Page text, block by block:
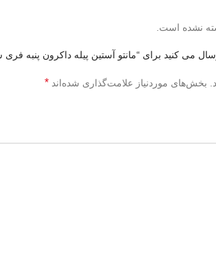
نشده است.
برای “مانتو آستين پیله داکرون پنبه فری سایز تا ۴۶ رنگبندی
بخش‌های موردنیاز علامت‌گذاری شده‌اند *